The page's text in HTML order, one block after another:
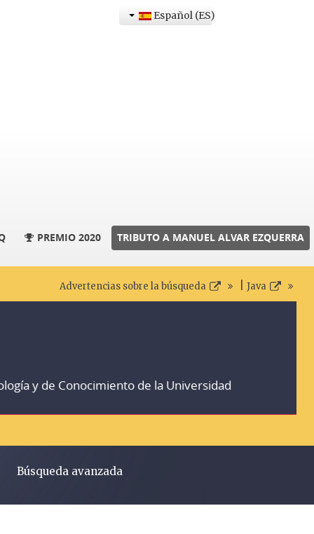
Español (ES)
PREMIO 2020 TRIBUTO A MANUEL ALVAR EZQUERRA
Advertencias sobre la búsqueda Java
y de Conocimiento de la Universidad
Búsqueda avanzada